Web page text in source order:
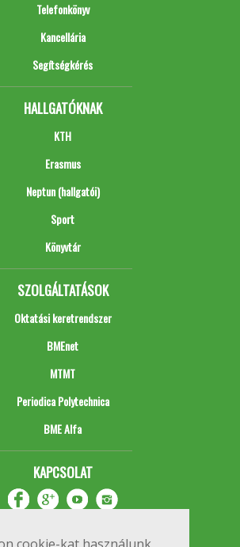
Telefonkönyv
Kancellária
Segítségkérés
HALLGATÓKNAK
KTH
Erasmus
Neptun (hallgatói)
Sport
Könyvtár
SZOLGÁLTATÁSOK
Oktatási keretrendszer
BMEnet
MTMT
Periodica Polytechnica
BME Alfa
KAPCSOLAT